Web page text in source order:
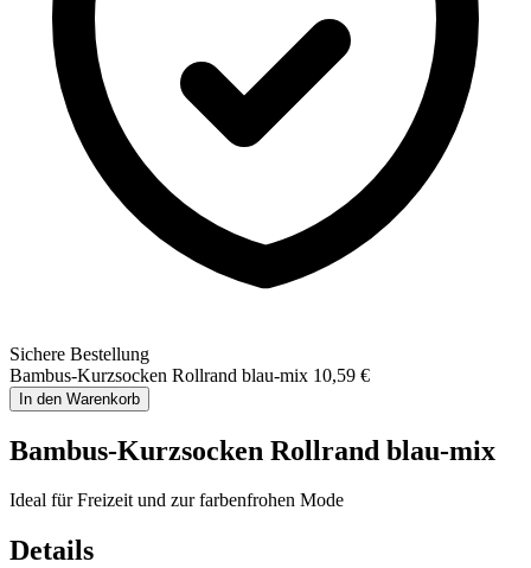
Sichere Bestellung
Bambus-Kurzsocken Rollrand blau-mix 10,59 €
In den Warenkorb
Bambus-Kurzsocken Rollrand blau-mix
Ideal für Freizeit und zur farbenfrohen Mode
Details